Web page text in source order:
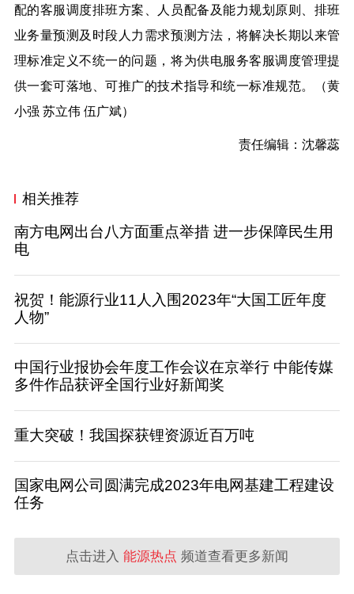
配的客服调度排班方案、人员配备及能力规划原则、排班
业务量预测及时段人力需求预测方法，将解决长期以来管
理标准定义不统一的问题，将为供电服务客服调度管理提
供一套可落地、可推广的技术指导和统一标准规范。
（黄
小强 苏立伟 伍广斌）
责任编辑：沈馨蕊
相关推荐
南方电网出台八方面重点举措 进一步保障民生用
电
祝贺！能源行业11人入围2023年“大国工匠年度
人物”
中国行业报协会年度工作会议在京举行 中能传媒
多件作品获评全国行业好新闻奖
重大突破！我国探获锂资源近百万吨
国家电网公司圆满完成2023年电网基建工程建设
任务
点击进入 能源热点 频道查看更多新闻